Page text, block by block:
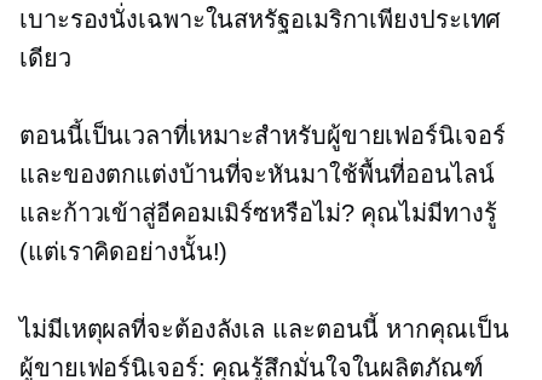
เบาะรองนั่งเฉพาะในสหรัฐอเมริกาเพียงประเทศ
เดียว
ตอนนี้เป็นเวลาที่เหมาะสำหรับผู้ขายเฟอร์นิเจอร์
และของตกแต่งบ้านที่จะหันมาใช้พื้นที่ออนไลน์
และก้าวเข้าสู่อีคอมเมิร์ซหรือไม่? คุณไม่มีทางรู้
(แต่เราคิดอย่างนั้น!)
ไม่มีเหตุผลที่จะต้องลังเล และตอนนี้ หากคุณเป็น
ผู้ขายเฟอร์นิเจอร์: คุณรู้สึกมั่นใจในผลิตภัณฑ์